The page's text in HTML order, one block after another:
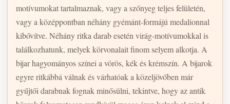
motívumokat tartalmaznak, vagy a szőnyeg teljes felületén,
vagy a középpontban néhány gyémánt-formájú medalionnal
kibővítve. Néhány ritka darab esetén virág-motívumokkal is
találkozhatunk, melyek körvonalait finom selyem alkotja. A
bijar hagyományos színei a vörös, kék és krémszín. A bijarok
egyre ritkábbá válnak és várhatóak a közeljövőben már
gyűjtői darabnak fognak minősülni, tekintve, hogy az antik